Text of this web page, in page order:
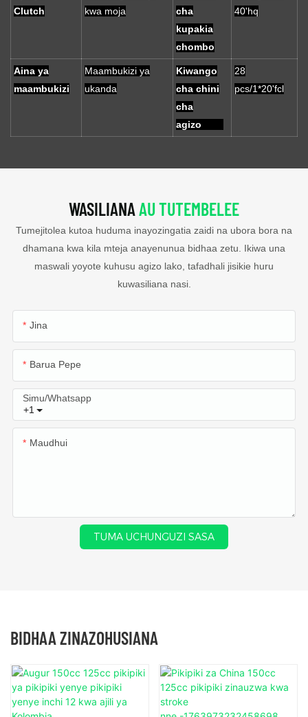
Clutch
kwa moja
cha
kupakia
chombo
40'hq
Aina ya
maambukizi
Maambukizi ya
ukanda
Kiwango
cha chini
cha
agizo
28
pcs/1*20'fcl
WASILIANAAU TUTEMBELEE
Tumejitolea kutoa huduma inayozingatia zaidi na ubora bora na
dhamana kwa kila mteja anayenunua bidhaa zetu. Ikiwa una
maswali yoyote kuhusu agizo lako, tafadhali jisikie huru
kuwasiliana nasi.
Jina
Barua Pepe
+1
Simu/whatsapp
Maudhui
TUMA UCHUNGUZI SASA
BIDHAA ZINAZOHUSIANA